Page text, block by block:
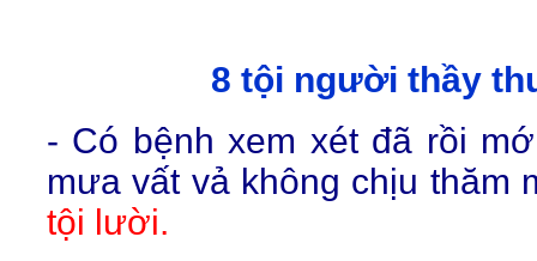
8 tội người thầy
- Có bệnh xem xét đã rồi
mưa vất vả không chịu thăm
tội lười.